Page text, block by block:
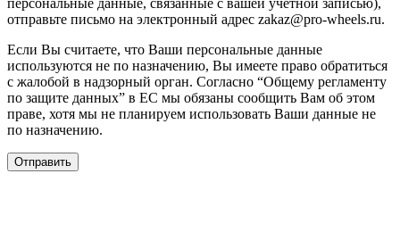
персональные данные, связанные с вашей учётной записью),
отправьте письмо на электронный адрес zakaz@pro-wheels.ru.
Если Вы считаете, что Ваши персональные данные
используются не по назначению, Вы имеете право обратиться
с жалобой в надзорный орган. Согласно “Общему регламенту
по защите данных” в ЕС мы обязаны сообщить Вам об этом
праве, хотя мы не планируем использовать Ваши данные не
по назначению.
Отправить